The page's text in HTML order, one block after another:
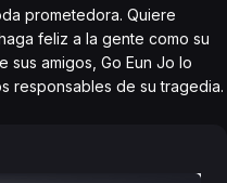
prometedora. Quiere
feliz a la gente como su
sus amigos, Go Eun Jo lo
responsables de su tragedia.